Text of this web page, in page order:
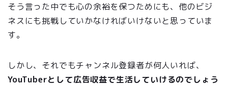
そう言った中でも心の余裕を保つためにも、他のビジ
ネスにも挑戦していかなければいけないと思っていま
す。
しかし、それでもチャンネル登録者が何人いれば、
YouTuberとして広告収益で生活していけるのでしょう